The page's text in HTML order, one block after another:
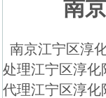
南
南京江宁区淳
处理江宁区淳化
代理江宁区淳化